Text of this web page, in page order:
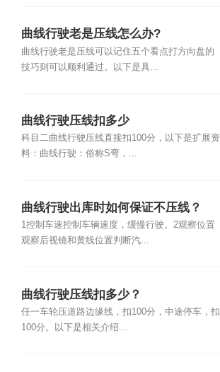
曲线行驶老是压线怎么办?
曲线行驶老是压线可以记住五个看点打方向盘的
技巧则可以顺利通过。以下是具...
曲线行驶压线扣多少
科目二曲线行驶压线直接扣100分，以下是扩展资
料：曲线行驶：俗称S弯，...
曲线行驶出库时如何保证不压线？
1控制车速控制车辆速度，缓慢行驶。2观察位置
观察后视镜和黄线位置判断汽...
曲线行驶压线扣多少？
任一车轮压道路边缘线，扣100分，中途停车，扣
100分。以下是相关介绍...